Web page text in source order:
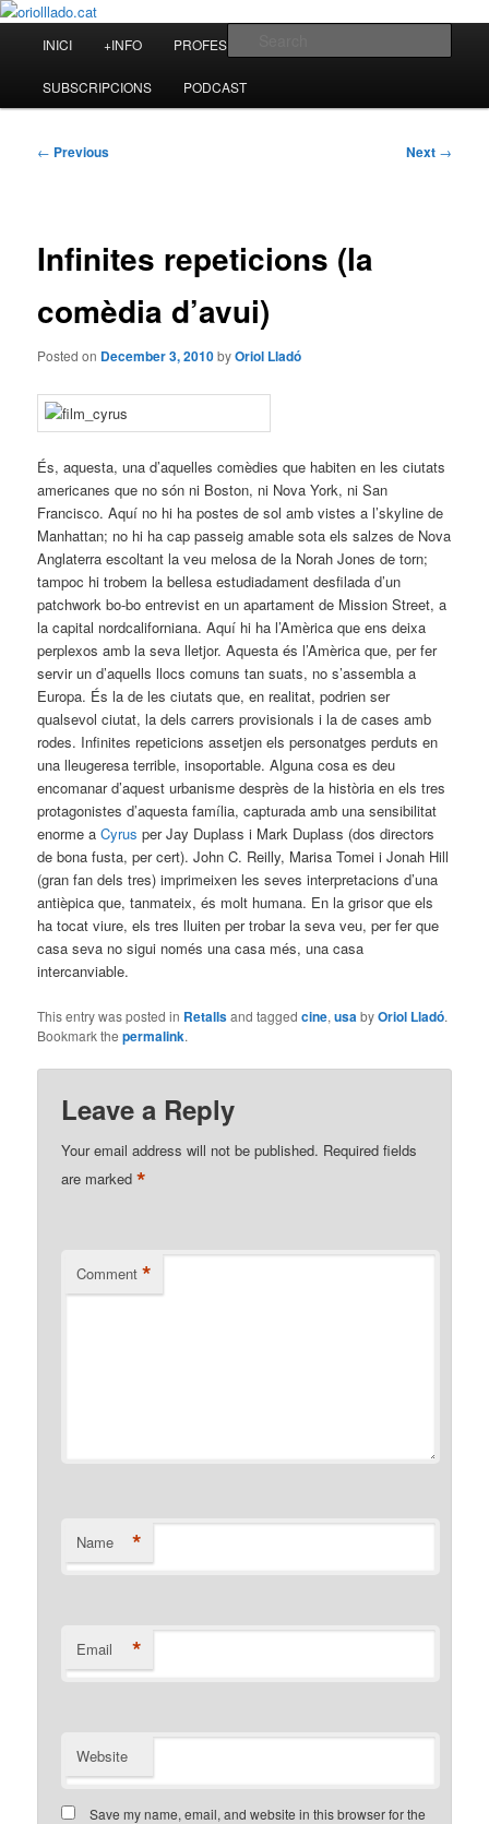
Skip
primary
contentoriolllado.cat
INICI +INFO PROFESSIONAL
SUBSCRIPCIONS PODCAST
Post
← Previous Next →
Infinites repeticions (la
comèdia d’avui)
Posted on December 3, 2010byOriol Lladó
És, aquesta, una d’aquelles comèdies que habiten en les ciutats
americanes que no són ni Boston, ni Nova York, ni San
Francisco. Aquí no hi ha postes de sol amb vistes a l’skyline de
Manhattan; no hi ha cap passeig amable sota els salzes de Nova
Anglaterra escoltant la veu melosa de la Norah Jones de torn;
tampoc hi trobem la bellesa estudiadament desfilada d’un
patchwork bo-bo entrevist en un apartament de Mission Street, a
la capital nordcaliforniana. Aquí hi ha l’Amèrica que ens deixa
perplexos amb la seva lletjor. Aquesta és l’Amèrica que, per fer
servir un d’aquells llocs comuns tan suats, no s’assembla a
Europa. És la de les ciutats que, en realitat, podrien ser
qualsevol ciutat, la dels carrers provisionals i la de cases amb
rodes. Infinites repeticions assetjen els personatges perduts en
una lleugeresa terrible, insoportable. Alguna cosa es deu
encomanar d’aquest urbanisme desprès de la història en els tres
protagonistes d’aquesta família, capturada amb una sensibilitat
enorme aCyrus per Jay Duplass i Mark Duplass (dos directors
de bona fusta, per cert). John C. Reilly, Marisa Tomei i Jonah Hill
(gran fan dels tres) imprimeixen les seves interpretacions d’una
antièpica que, tanmateix, és molt humana. En la grisor que els
ha tocat viure, els tres lluiten per trobar la seva veu, per fer que
casa seva no sigui només una casa més, una casa
intercanviable.
This entry was posted in Retallsand taggedcine,usa byOriol Lladó.
Bookmark thepermalink.
Leave a Reply
Your email address will not be published. Required fields
are marked*
Comment *
Name *
Email *
Website
Save my name, email, and website in this browser for the